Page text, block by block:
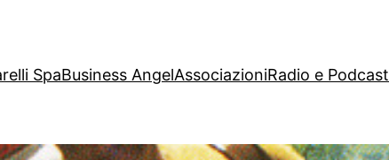
SpaBusiness AngelAssociazioniRadio e Podcast